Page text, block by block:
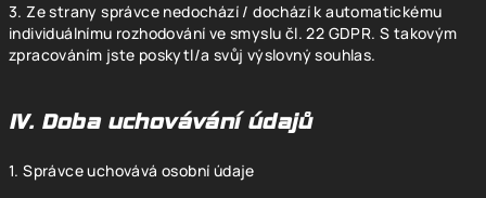
3. Ze strany správce nedochází / dochází k automatickému
individuálnímu rozhodování ve smyslu čl. 22 GDPR. S takovým
zpracováním jste poskytl/a svůj výslovný souhlas.
IV. Doba uchovávání údajů
1. Správce uchovává osobní údaje